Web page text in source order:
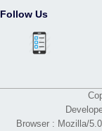
Follow Us
Browser : Mozilla/